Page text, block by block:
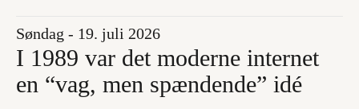
Søndag - 19. juli 2026
I 1989 var det moderne internet
en “vag, men spændende” idé